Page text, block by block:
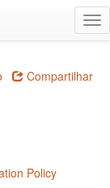
Compartilhar
Policy